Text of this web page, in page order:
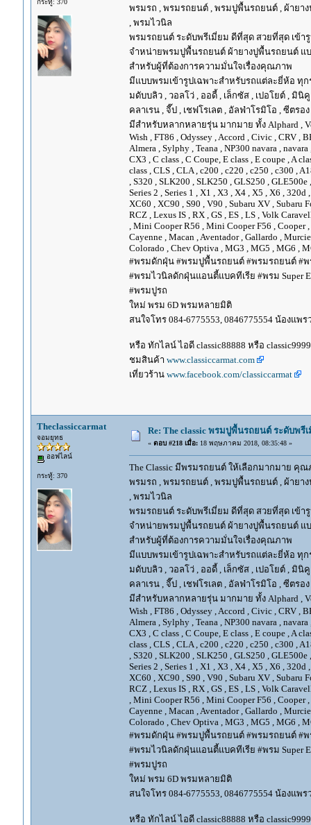
พรมรถ , พรมรถยนต์ , พรมปูพื้นรถยนต์ , ผ้ายา
, พรมไวนิล
พรมรถยนต์ ระดับพรีเมี่ยม ดีที่สุด สวยที่สุด เข้ารู
จำหน่ายพรมปูพื้นรถยนต์ ผ้ายางปูพื้นรถยนต์ แบบ
สำหรับผู้ที่ต้องการความมั่นใจเรื่องคุณภาพ
มีแบบพรมเข้ารูปเฉพาะสำหรับรถแต่ละยี่ห้อ ทุก
มดับบลิว , วอลโว่ , ออดี้ , เล็กซัส , เปอโยต์ , มินิ
คลาเรน , จี๊ป , เชฟโรเลต , อัลฟ่าโรมิโอ , ซีตร
มีสำหรับหลากหลายรุ่น มากมาย ทั้ง Alphard ,
Wish , FT86 , Odyssey , Accord , Civic , CRV ,
Almera , Sylphy , Teana , NP300 navara ,
CX3 , C class , C Coupe, E class , E coupe , A
class , CLS , CLA , c200 , c220 , c250 , c300 ,
, S320 , SLK200 , SLK250 , GLS250 , GLE500e
Series 2 , Series 1 , X1 , X3 , X4 , X5 , X6 ,
XC60 , XC90 , S90 , V90 , Subaru XV , Subaru
RCZ , Lexus IS , RX , GS , ES , LS , Volk
, Mini Cooper R56 , Mini Cooper F56 , Cooper
Cayenne , Macan , Aventador , Gallardo ,
Colorado , Chev Optiva , MG3 , MG5 , MG6 ,
#พรมดักฝุ่น #พรมปูพื้นรถยนต์ #พรมรถยนต์ #พ
#พรมไวนิลดักฝุ่นแอนตี้แบคทีเรีย #พรม Super
#พรมปูรถ
ใหม่ พรม 6D พรมหลายมิติ
สนใจโทร 084-6775553, 0846775554 น้องแพร
หรือ ทักไลน์ ไอดี classic88888 หรือ
ชมสินค้า www.classiccarmat.com
เที่ยวร้าน www.facebook.com/classiccarmat
Theclassiccarmat
จอมยุทธ
ออฟไลน์
กระทู้: 370
Re: The classic พรมปูพื้นรถยนต์ ระดับพรี
« ตอบ #218 เมื่อ:18 พฤษภาคม 2018, 08:35:48 »
The Classic มีพรมรถยนต์ ให้เลือกมากมาย คุ
พรมรถ , พรมรถยนต์ , พรมปูพื้นรถยนต์ , ผ้ายา
, พรมไวนิล
พรมรถยนต์ ระดับพรีเมี่ยม ดีที่สุด สวยที่สุด เข้ารู
จำหน่ายพรมปูพื้นรถยนต์ ผ้ายางปูพื้นรถยนต์ แบบ
สำหรับผู้ที่ต้องการความมั่นใจเรื่องคุณภาพ
มีแบบพรมเข้ารูปเฉพาะสำหรับรถแต่ละยี่ห้อ ทุก
มดับบลิว , วอลโว่ , ออดี้ , เล็กซัส , เปอโยต์ , มินิ
คลาเรน , จี๊ป , เชฟโรเลต , อัลฟ่าโรมิโอ , ซีตร
มีสำหรับหลากหลายรุ่น มากมาย ทั้ง Alphard ,
Wish , FT86 , Odyssey , Accord , Civic , CRV ,
Almera , Sylphy , Teana , NP300 navara ,
CX3 , C class , C Coupe, E class , E coupe , A
class , CLS , CLA , c200 , c220 , c250 , c300 ,
, S320 , SLK200 , SLK250 , GLS250 , GLE500e
Series 2 , Series 1 , X1 , X3 , X4 , X5 , X6 ,
XC60 , XC90 , S90 , V90 , Subaru XV , Subaru
RCZ , Lexus IS , RX , GS , ES , LS , Volk
, Mini Cooper R56 , Mini Cooper F56 , Cooper
Cayenne , Macan , Aventador , Gallardo ,
Colorado , Chev Optiva , MG3 , MG5 , MG6 ,
#พรมดักฝุ่น #พรมปูพื้นรถยนต์ #พรมรถยนต์ #พ
#พรมไวนิลดักฝุ่นแอนตี้แบคทีเรีย #พรม Super
#พรมปูรถ
ใหม่ พรม 6D พรมหลายมิติ
สนใจโทร 084-6775553, 0846775554 น้องแพ
หรือ ทักไลน์ ไอดี classic88888 หรือ